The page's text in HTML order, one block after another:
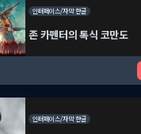
인터페이스/자막 한글
존 카펜터의 톡식 코만도
인터페이스/자막 한글